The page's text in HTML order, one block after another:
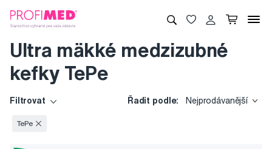
Ultra mäkké medzizubné
kefky TePe
Filtrovat Řadit podle: Nejprodávanější
TePe